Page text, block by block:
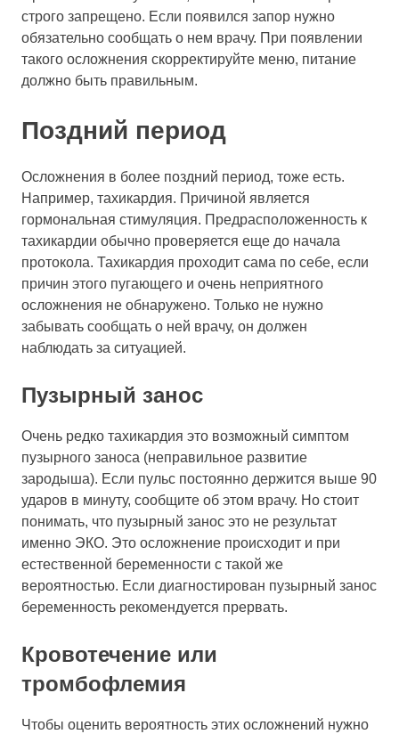
строго запрещено. Если появился запор нужно
обязательно сообщать о нем врачу. При появлении
такого осложнения скорректируйте меню, питание
должно быть правильным.
Поздний период
Осложнения в более поздний период, тоже есть.
Например, тахикардия. Причиной является
гормональная стимуляция. Предрасположенность к
тахикардии обычно проверяется еще до начала
протокола. Тахикардия проходит сама по себе, если
причин этого пугающего и очень неприятного
осложнения не обнаружено. Только не нужно
забывать сообщать о ней врачу, он должен
наблюдать за ситуацией.
Пузырный занос
Очень редко тахикардия это возможный симптом
пузырного заноса (неправильное развитие
зародыша). Если пульс постоянно держится выше 90
ударов в минуту, сообщите об этом врачу. Но стоит
понимать, что пузырный занос это не результат
именно ЭКО. Это осложнение происходит и при
естественной беременности с такой же
вероятностью. Если диагностирован пузырный занос
беременность рекомендуется прервать.
Кровотечение или
тромбофлемия
Чтобы оценить вероятность этих осложнений нужно